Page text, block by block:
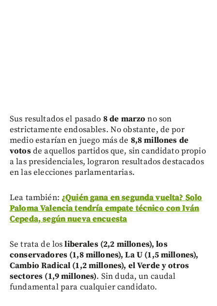
Sus resultados el pasado 8 de marzo no son
estrictamente endosables. No obstante, de por
medio estarían en juego más de 8,8 millones de
votosde aquellos partidos que, sin candidato propio
a las presidenciales, lograron resultados destacados
en las elecciones parlamentarias.
Lea también: ¿Quién gana en segunda vuelta? Solo
Paloma Valencia tendría empate técnico con Iván
Cepeda, según nueva encuesta
Se trata de losliberales (2,2 millones), los
conservadores (1,8 millones), La U (1,5 millones),
Cambio Radical (1,2 millones), el Verde y otros
sectores (1,9 millones). Sin duda, un caudal
fundamental para cualquier candidato.